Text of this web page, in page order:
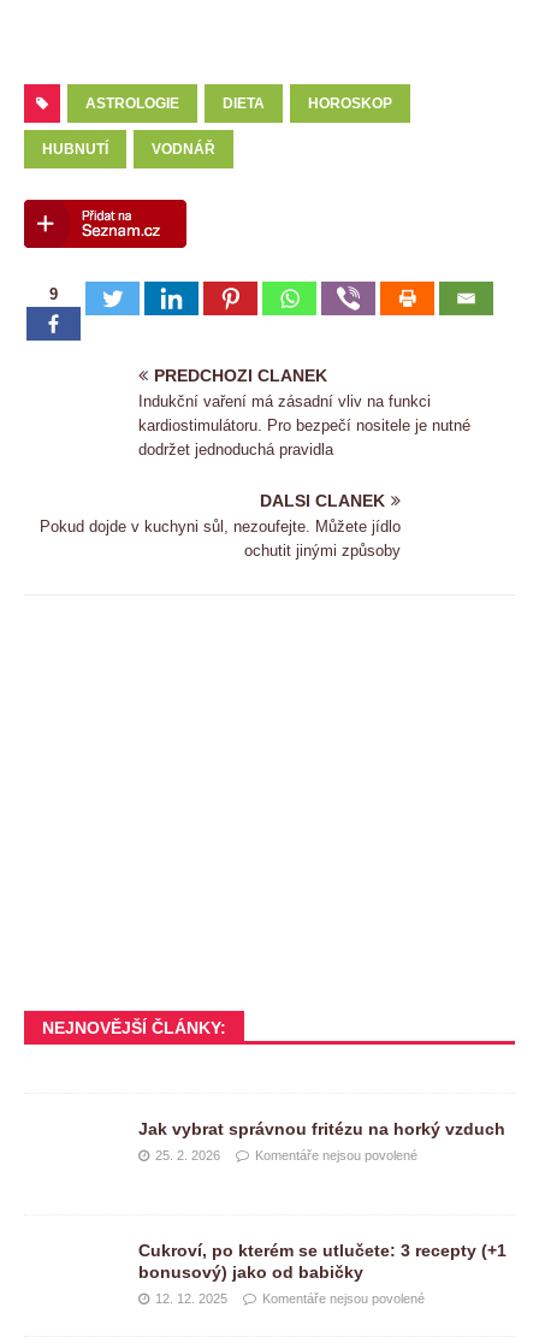
ASTROLOGIE DIETA HOROSKOP
HUBNUTÍ VODNÁŘ
9
PREDCHOZI CLANEK
Indukční vaření má zásadní vliv na funkci
kardiostimulátoru. Pro bezpečí nositele je nutné
dodržet jednoduchá pravidla
DALSI CLANEK
Pokud dojde v kuchyni sůl, nezoufejte. Můžete jídlo
ochutit jinými způsoby
NEJNOVĚJŠÍ ČLÁNKY:
Jak vybrat správnou fritézu na horký vzduch
25. 2. 2026 Komentáře nejsou povolené
Cukroví, po kterém se utlučete: 3 recepty (+1
bonusový) jako od babičky
12. 12. 2025 Komentáře nejsou povolené